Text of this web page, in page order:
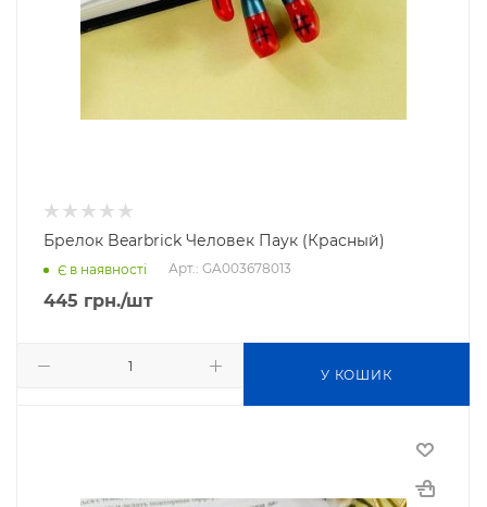
Брелок Bearbrick Человек Паук (Красный)
Є в наявності Арт.: GA003678013
445 грн./шт
У КОШИК